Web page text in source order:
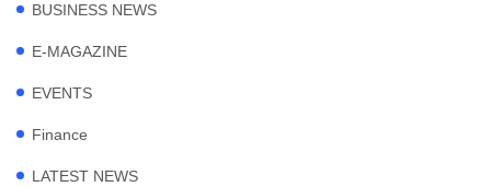
BUSINESS NEWS
E-MAGAZINE
EVENTS
Finance
LATEST NEWS